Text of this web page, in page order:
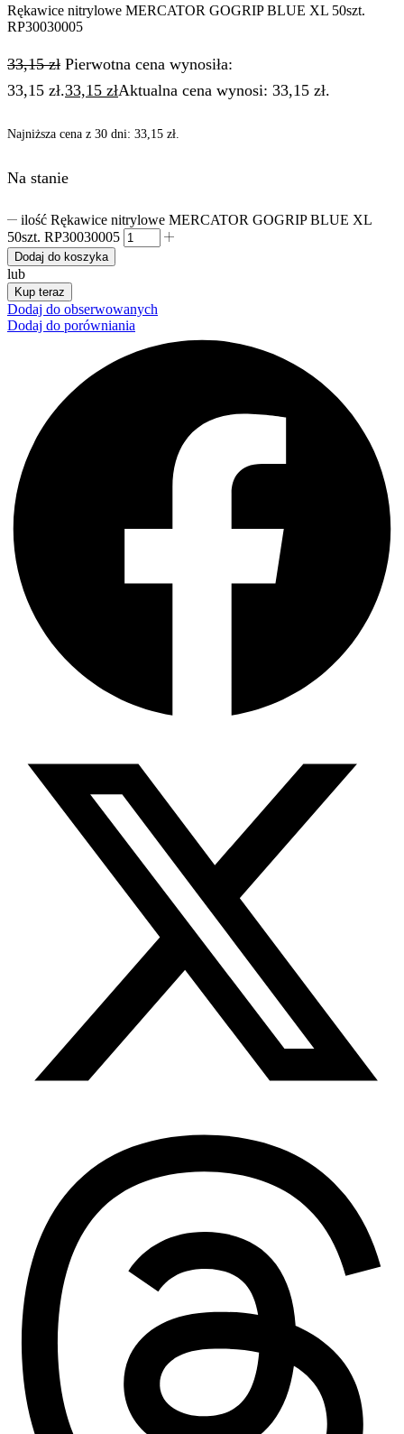
Rękawice nitrylowe MERCATOR GOGRIP BLUE XL 50szt.
RP30030005
33,15zł Pierwotna cena wynosiła:
33,15 zł.33,15 złAktualna cena wynosi: 33,15 zł.
Najniższa cena z 30 dni: 33,15 zł.
Na stanie
ilość Rękawice nitrylowe MERCATOR GOGRIP BLUE XL
50szt. RP30030005
Dodaj do koszyka
lub
Kup teraz
Dodaj do obserwowanych
Dodaj do porówniania